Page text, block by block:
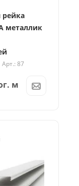
рейка
металлик
Арт.: 87
м